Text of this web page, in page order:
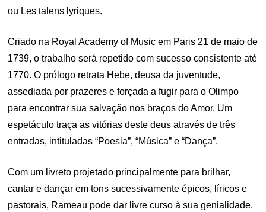
ou Les talens lyriques.
Criado na Royal Academy of Music em Paris 21 de maio de
1739, o trabalho será repetido com sucesso consistente até
1770. O prólogo retrata Hebe, deusa da juventude,
assediada por prazeres e forçada a fugir para o Olimpo
para encontrar sua salvação nos braços do Amor. Um
espetáculo traça as vitórias deste deus através de três
entradas, intituladas “Poesia”, “Música” e “Dança”.
Com um livreto projetado principalmente para brilhar,
cantar e dançar em tons sucessivamente épicos, líricos e
pastorais, Rameau pode dar livre curso à sua genialidade.